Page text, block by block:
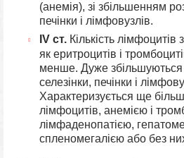
(анемія), зі збільшенням
печінки і лімфовузлів.
IV ст.Кількість лімфоцитів
як еритроцитів і
менше. Дуже збільшуються
селезінки, печінки і
Характеризується ще
лімфоцитів, анемією і
лімфаденопатією,
спленомегалією або без